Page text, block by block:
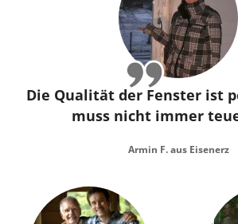
Die Qualität der Fenster ist
muss nicht immer
Armin F. aus Eisenerz